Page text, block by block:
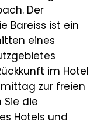
Der
Bareiss ist ein
eines
im Hotel
zur freien
Sie die
Hotels und